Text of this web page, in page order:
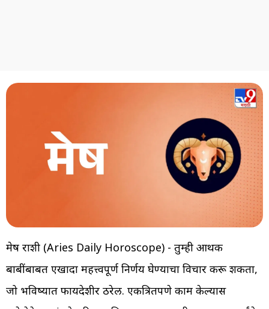
मेष राशी (Aries Daily Horoscope) - तुम्ही आर्थिक
बाबींबाबत एखादा महत्त्वपूर्ण निर्णय घेण्याचा विचार करू शकता,
जो भविष्यात फायदेशीर ठरेल. एकत्रितपणे काम केल्यास